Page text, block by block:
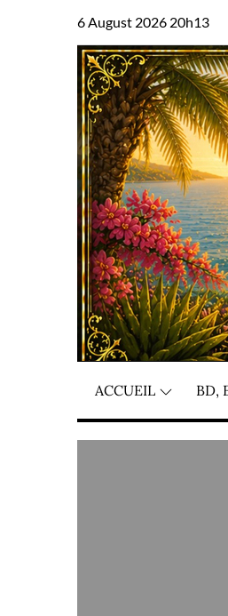
6 August 2026 20h13
ACCUEIL BD,